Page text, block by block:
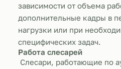
зависимости от объема
дополнительные кадры в
нагрузки или при
специфических задач.
Работа слесарей
Слесари, работающие по